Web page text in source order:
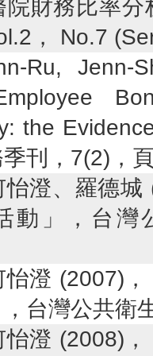
院財務比率
， No.7
Ru, Jenn-
the
刊，7(2)，
澄、羅德
動」，台灣
澄 (2007)
台灣公共衛
澄 (2008)